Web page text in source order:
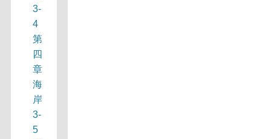
3-
4
第
四
章
海
岸
3-
5